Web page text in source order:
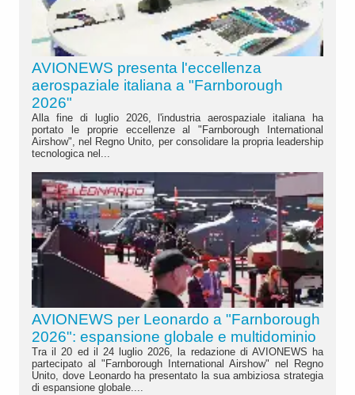
AVIONEWS presenta l'eccellenza
aerospaziale italiana a "Farnborough
2026"
Alla fine di luglio 2026, l'industria aerospaziale italiana ha
portato le proprie eccellenze al "Farnborough International
Airshow", nel Regno Unito, per consolidare la propria leadership
tecnologica nel...
AVIONEWS per Leonardo a "Farnborough
2026": espansione globale e multidominio
Tra il 20 ed il 24 luglio 2026, la redazione di AVIONEWS ha
partecipato al "Farnborough International Airshow" nel Regno
Unito, dove Leonardo ha presentato la sua ambiziosa strategia
di espansione globale....